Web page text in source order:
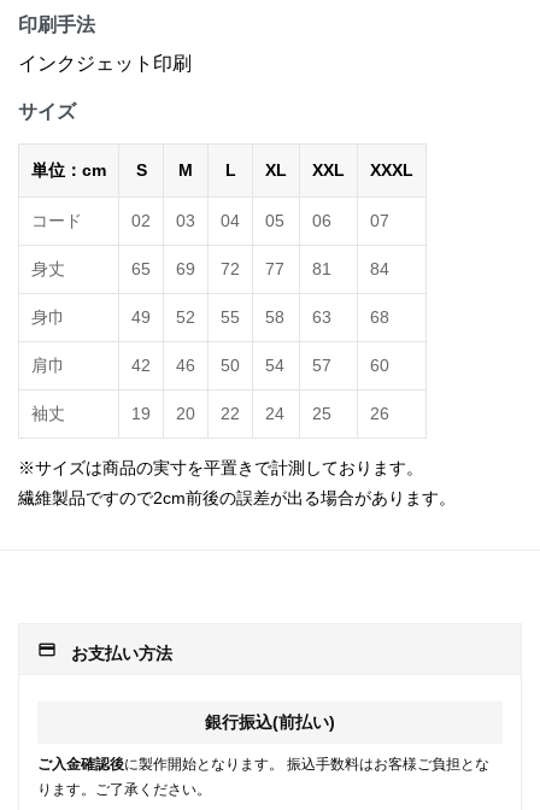
印刷手法
インクジェット印刷
サイズ
単位：cm S M L XL XXL XXXL
コード 02 03 04 05 06 07
身丈 65 69 72 77 81 84
身巾 49 52 55 58 63 68
肩巾 42 46 50 54 57 60
袖丈 19 20 22 24 25 26
※サイズは商品の実寸を平置きで計測しております。
繊維製品ですので2cm前後の誤差が出る場合があります。
payment お支払い方法
銀行振込(前払い)
ご入金確認後に製作開始となります。 振込手数料はお客様ご負担とな
ります。ご了承ください。